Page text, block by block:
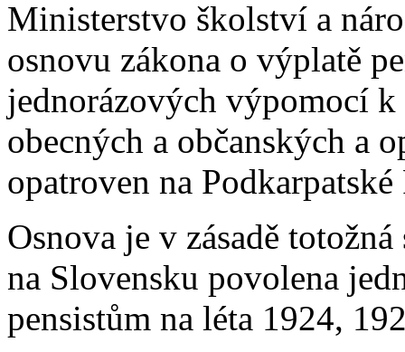
Ministerstvo školství a
osnovu zákona o výplatě
jednorázových výpomocí
obecných a občanských a
opatroven na Podkarpatské
Osnova je v zásadě
na Slovensku povolena
pensistům na léta 1924,